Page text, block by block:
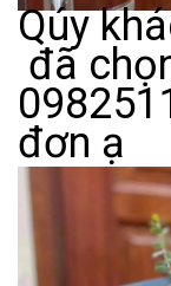
Qúy
đã
đơn ạ